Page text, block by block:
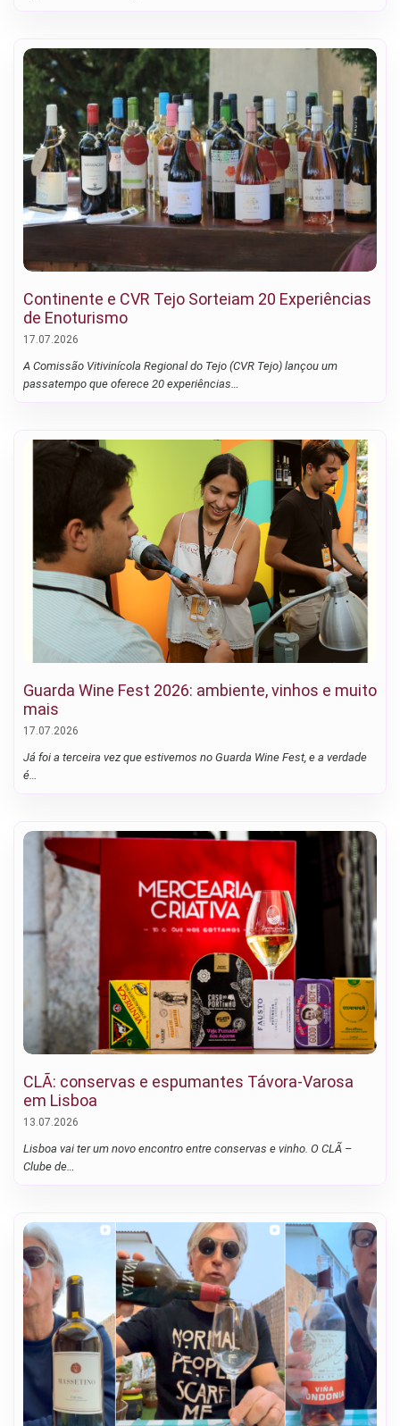
Continente e CVR Tejo Sorteiam 20 Experiências
de Enoturismo
17.07.2026
A Comissão Vitivinícola Regional do Tejo (CVR Tejo) lançou um
passatempo que oferece 20 experiências…
Guarda Wine Fest 2026: ambiente, vinhos e muito
mais
17.07.2026
Já foi a terceira vez que estivemos no Guarda Wine Fest, e a verdade
é…
CLÃ: conservas e espumantes Távora-Varosa
em Lisboa
13.07.2026
Lisboa vai ter um novo encontro entre conservas e vinho. O CLÃ –
Clube de…